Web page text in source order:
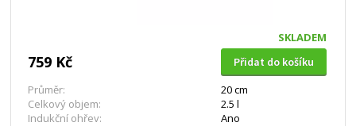
SKLADEM
759 Kč
Přidat do košíku
Průměr:
20 cm
Celkový objem:
2.5 l
Indukční ohřev:
Ano